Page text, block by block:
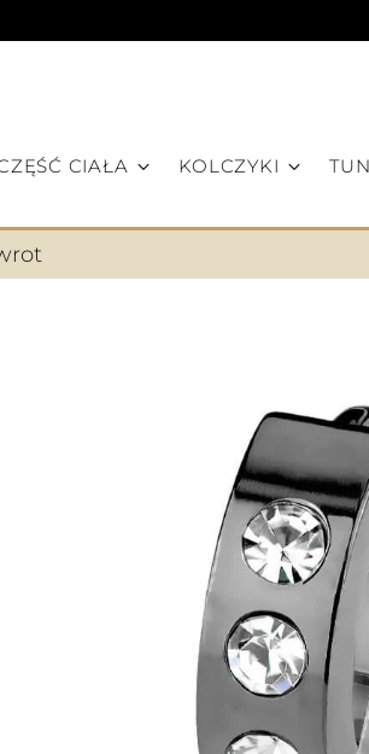
CIAŁA KOLCZYKI